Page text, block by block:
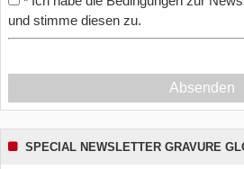
und stimme diesen zu.
Absenden
SPECIAL NEWSLETTER GRAVURE